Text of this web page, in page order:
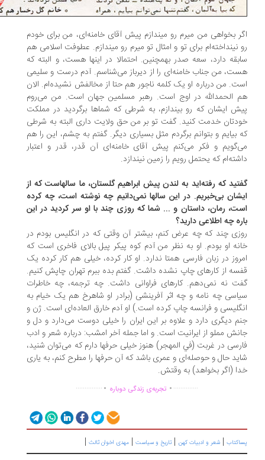
بخواهی من میرم رو میندازم پیش آقای خامنه‌ای، من برای خودم
نینداخته‌ام برای تو و امثال تو میرم رو میندازم. عطوفت اسلامی هم
دارد، سعه صدر بهمچنین. احتمالا در اینها هست، و البته که
من جناب خامنه‌ای را از دیرباز می‌شناسم. آدم درست و سلیمی
من درباره او یک کلمه ناجور هم حتا از مخالفش نشیده‌ام. الان
الحمدالله در اوج است. رهبر مسلمین جهان است. من می‌روم
ایشان که رو بیندازم، به شرطی که شماها برگردید در مملکت
خدمت کنید. گفت تو بر من حق ولایت داری البته به شرطی
بیایم و بتوانم برگردم مثل بسیاری دیگر. گفتم به چشم، این را هم
و فکر می‌کنم پیش آقای خامنه‌ای آن قدر، قدر و اعتبار
که یحتمل رویم را زمین نیندازد.
که رفته‌اید به لندن پیش ابراهیم گلستان، ما سالهاست که از
بی‌خبریم. در این سالها نمی‌دانیم چه نوشته است، چه کرده
رمان، داستان و ... شما که روزی چند با او سر کردید در این
چه اطلاعی دارید؟
چند که چه عرض کنم، بیشتر آن وقتی که در انگلیس بودم در
او بودم. او به نظر من آدم کوه پیکر پیل بالای فاخری است که
در زبان فارسی همتا ندارد. او کار کرده، خیلی هم کار کرده یک
از کارهای چاپ نشده داشت. گفتم بده ببرم تهران چاپش کنیم.
نه نمی‌دهم. کارهای فراوانی داشت. چه ترجمه، چه خاطرات
چه نامه و چه اثر آفرینشی (برادر او شاهرخ هم یک خیام به
و فرانسه چاپ کرده است.) او آدم خارق العاده‌ای است. ژن و
دیگری دارد و علاوه بر این ایران را خیلی دوست می‌دارد و دل و
مملو از ایرانیت است. و اما جمله آخر امشب: درباره شعر و ادب
در غربت (في المهجر) هنوز خیلی حرفها دارم که می‌توان شنید،
حال و حوصله‌ای و عمری باشد که آن حرفها را مطرح کنم، به یاری
(اگر بخواهد) به وقتش.
............... .تجربه‌ی زندگی دوباره ...............
|شعر و ادبیات کهن|تاریخ و سیاست |مهدی اخوان ثالث|